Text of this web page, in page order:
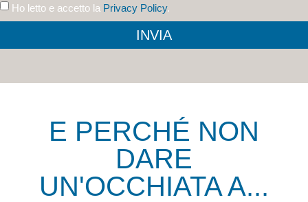
Ho letto e accetto la Privacy Policy.
INVIA
E PERCHÉ NON
DARE
UN'OCCHIATA A...